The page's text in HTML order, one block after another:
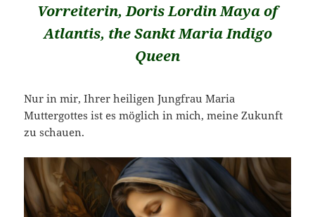
Vorreiterin, Doris Lordin Maya of
Atlantis, the Sankt Maria Indigo
Queen
Nur in mir, Ihrer heiligen Jungfrau Maria
Muttergottes ist es möglich in mich, meine Zukunft
zu schauen.